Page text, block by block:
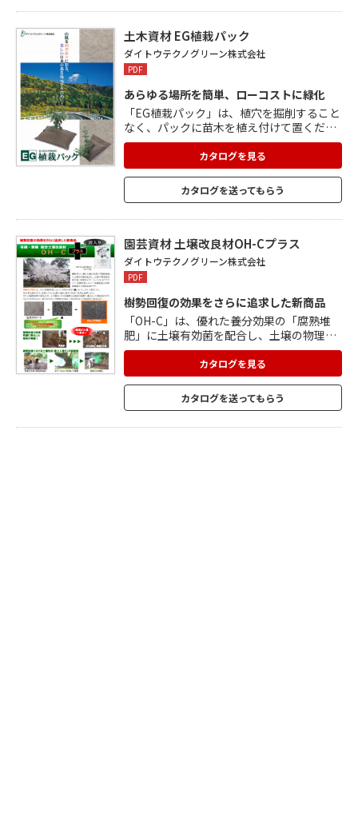
す。 緑化基盤についてもカタログをご覧く
ださい。
土木資材 EG植栽パック
ダイトウテクノグリーン株式会社
PDF
あらゆる場所を簡単、ローコストに緑化
「EG植栽パック」は、植穴を掘削すること
なく、パックに苗木を植え付けて置くだけ
で緑が育ちます。 施工が簡単なため、短期
間施工と施工費削減が可能です。 平坦地か
ら急傾斜な切土のり面まで、あらゆる場所
に設置できます。 固定が容易で、大規模な
網柵工事なども不要。 不透水性素材で作ら
水分保持力に優れ、集水孔から取り込まれ
た雨水を有効活用します。
カタログを見る
カタログを送ってもらう
園芸資材 土壌改良材OH-Cプラス
ダイトウテクノグリーン株式会社
PDF
樹勢回復の効果をさらに追求した新商品
「OH-C」は、優れた養分効果の「腐熟堆
肥」に土壌有効菌を配合し、土壌の物理性
改善に高い効果を示す「パーライト」をプ
ラスした、樹勢回復において実績豊富な有
機無機複合土壌改良材です。 「OH-Cプラ
ス」は、さらに樹勢回復において定評のあ
る「炭」をブレンド。 炭は多孔質なので、
カタログを見る
カタログを送ってもらう